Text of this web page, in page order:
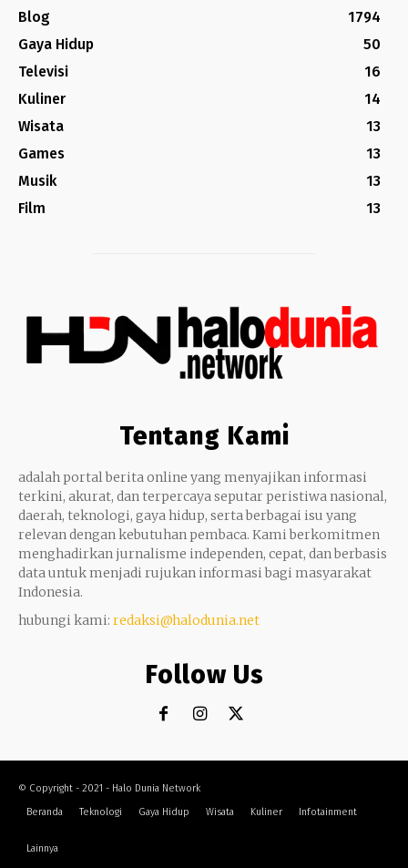
Blog
1794
Gaya Hidup
50
Televisi
16
Kuliner
14
Wisata
13
Games
13
Musik
13
Film
13
Tentang Kami
adalah portal berita online yang menyajikan informasi
terkini, akurat, dan terpercaya seputar peristiwa nasional,
daerah, teknologi, gaya hidup, serta berbagai isu yang
relevan dengan kebutuhan pembaca. Kami berkomitmen
menghadirkan jurnalisme independen, cepat, dan berbasis
data untuk menjadi rujukan informasi bagi masyarakat
Indonesia.
hubungi kami: redaksi@halodunia.net
Follow Us
© Copyright - 2021 - Halo Dunia Network
Beranda
Teknologi Gaya Hidup Wisata Kuliner Infotainment
Lainnya